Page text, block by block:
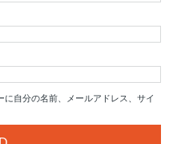
自分の名前、メールアドレス、サイ